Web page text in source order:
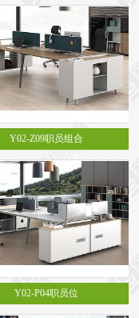
企业文化
在线留言
Y02-Z09职员组合
Y02-P04职员位